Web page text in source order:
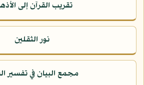
تقريب القرآن إلى
نور الثقلين
مجمع البيان في تفسير